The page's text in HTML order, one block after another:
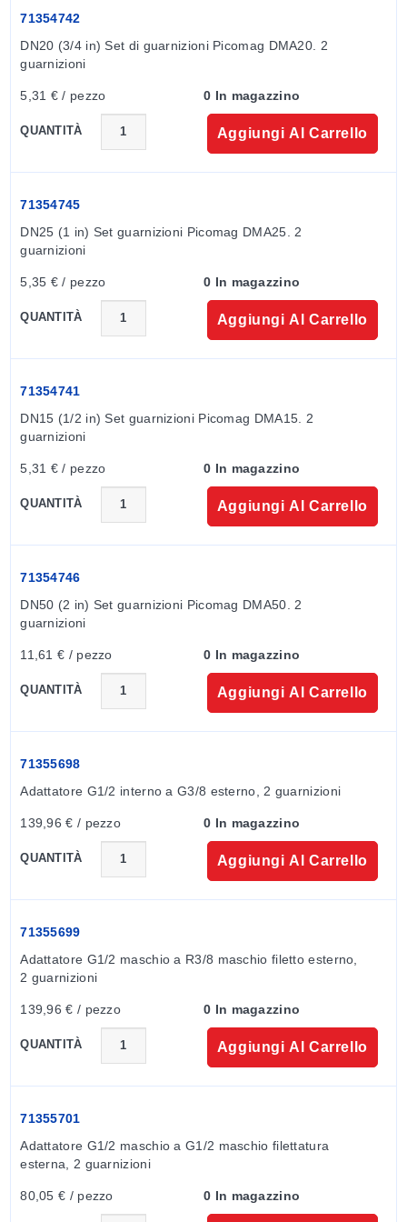
71354742
DN20 (3/4 in) Set di guarnizioni Picomag DMA20. 2
guarnizioni
5,31 € / pezzo 0 In magazzino
QUANTITÀ Aggiungi Al Carrello
71354745
DN25 (1 in) Set guarnizioni Picomag DMA25. 2
guarnizioni
5,35 € / pezzo 0 In magazzino
QUANTITÀ Aggiungi Al Carrello
71354741
DN15 (1/2 in) Set guarnizioni Picomag DMA15. 2
guarnizioni
5,31 € / pezzo 0 In magazzino
QUANTITÀ Aggiungi Al Carrello
71354746
DN50 (2 in) Set guarnizioni Picomag DMA50. 2
guarnizioni
11,61 € / pezzo 0 In magazzino
QUANTITÀ Aggiungi Al Carrello
71355698
Adattatore G1/2 interno a G3/8 esterno, 2 guarnizioni
139,96 € / pezzo 0 In magazzino
QUANTITÀ Aggiungi Al Carrello
71355699
Adattatore G1/2 maschio a R3/8 maschio filetto esterno,
2 guarnizioni
139,96 € / pezzo 0 In magazzino
QUANTITÀ Aggiungi Al Carrello
71355701
Adattatore G1/2 maschio a G1/2 maschio filettatura
esterna, 2 guarnizioni
80,05 € / pezzo 0 In magazzino